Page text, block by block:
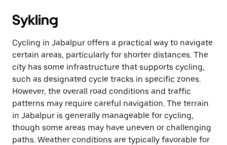
Sykling
Cycling in Jabalpur offers a practical way to navigate
certain areas, particularly for shorter distances. The
city has some infrastructure that supports cycling,
such as designated cycle tracks in specific zones.
However, the overall road conditions and traffic
patterns may require careful navigation. The terrain
in Jabalpur is generally manageable for cycling,
though some areas may have uneven or challenging
paths. Weather conditions are typically favorable for